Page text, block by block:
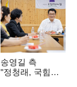
송영길 측
"정청래, 국힘